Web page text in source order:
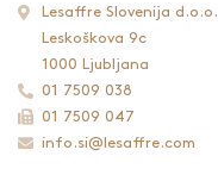
Lesaffre Slovenija d.o.o.
Leskoškova 9c
1000 Ljubljana
01 7509 038
01 7509 047
info.si@lesaffre.com